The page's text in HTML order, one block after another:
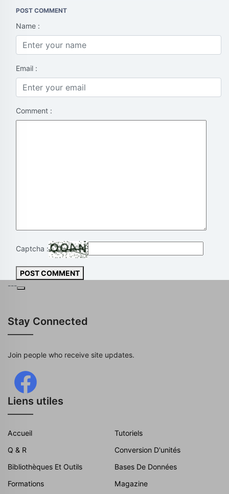
POST COMMENT
Name :
Email :
Comment :
Captcha :
POST COMMENT
---
Stay Connected
Join people who receive site updates.
Liens utiles
Accueil
Tutoriels
Q & R
Conversion D'unités
Bibliothèques Et Outils
Bases De Données
Formations
Magazine